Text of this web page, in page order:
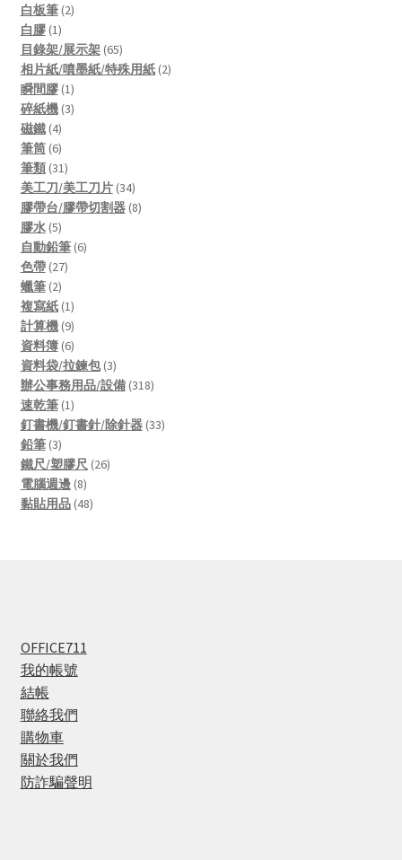
白板筆 22
白膠 11
product
目錄架/展示架 6565
products
相片紙/噴墨紙/特殊用紙 22
瞬間膠 11
product
碎紙機 33
磁鐵 44
products
筆筒 66
products
筆類 3131
products
美工刀/美工刀片 3434
products
膠帶台/膠帶切割器 88
膠水 55
products
自動鉛筆 66
色帶 2727
蠟筆 22
products
複寫紙 11
product
計算機 99
products
資料簿 66
products
資料袋/拉鍊包 33
products
辦公事務用品/設備 318318
速乾筆 11
product
釘書機/釘書針/除針器 3333
鉛筆 33
products
鐵尺/塑膠尺 2626
電腦週邊 88
products
黏貼用品 4848
OFFICE711
我的帳號
結帳
聯絡我們
購物車
關於我們
防詐騙聲明